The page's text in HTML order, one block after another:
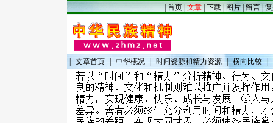
|首页|文章|下载| 图片|留言|
文章首页 中华概况 时间资源和精力资源 | 横向比较